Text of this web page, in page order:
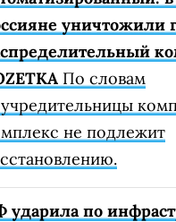
уничтожили
По словам
не подлежит
ударила по